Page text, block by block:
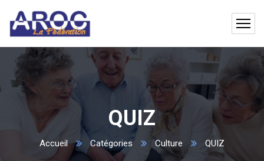
QUIZ
Accueil Catégories Culture QUIZ